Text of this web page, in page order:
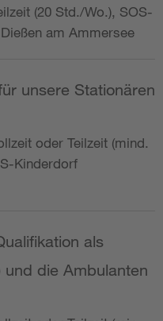
(20 Std./Wo.), SOS-
am Ammersee
unsere Stationären
oder Teilzeit (mind.
Kinderdorf
als
die Ambulanten